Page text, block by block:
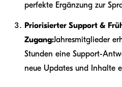
perfekte Ergänzung zur
Priorisierter Support &
Zugang:Jahresmitglieder
Stunden eine Support-
neue Updates und Inhalte